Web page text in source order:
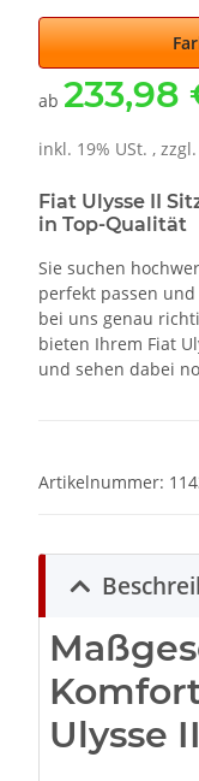
ab 233,98
inkl. 19% USt. , zzgl.
Fiat Ulysse II
in Top-Qualität
Sie suchen
perfekt passen
bei uns genau
bieten Ihrem Fiat
und sehen dabei
Artikelnummer:
Ulysse II